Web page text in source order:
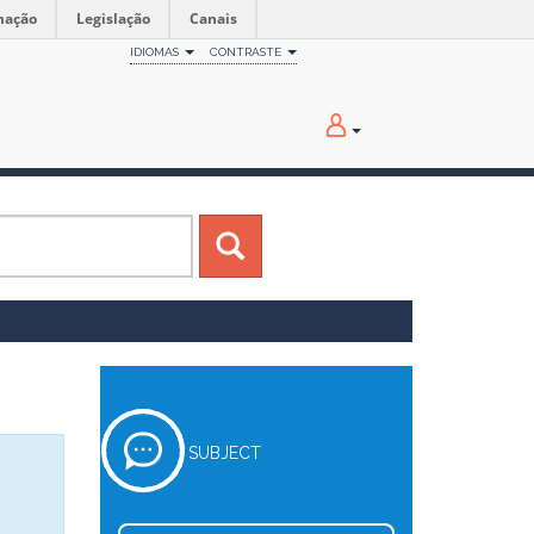
Legislação Canais
IDIOMAS CONTRASTE
SUBJECT